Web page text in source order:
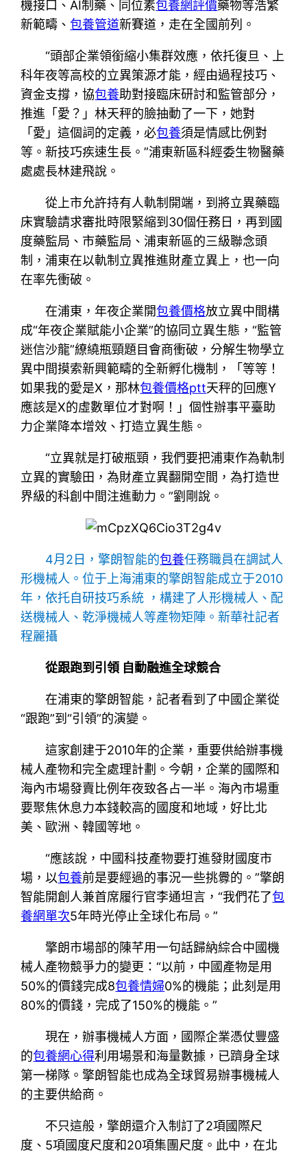
機接口、AI制藥、同位素包養網評價藥物等浩繁
新範疇、包養管道新賽道，走在全國前列。
“頭部企業領銜縮小集群效應，依托復旦、上
科年夜等高校的立異策源才能，經由過程技巧、
資金支撐，協包養助對接臨床研討和監管部分，
推進「愛？」林天秤的臉抽動了一下，她對
「愛」這個詞的定義，必包養須是情感比例對
等。新技巧疾速生長。”浦東新區科經委生物醫藥
處處長林建飛說。
從上市允許持有人軌制開端，到將立異藥臨
床實驗請求審批時限緊縮到30個任務日，再到國
度藥監局、市藥監局、浦東新區的三級聯念頭
制，浦東在以軌制立異推進財產立異上，也一向
在率先衝破。
在浦東，年夜企業開包養價格放立異中間構
成“年夜企業賦能小企業”的協同立異生態，“監管
迷信沙龍”繚繞瓶頸題目會商衝破，分解生物學立
異中間摸索新興範疇的全新孵化機制，「等等！
如果我的愛是X，那林包養價格ptt天秤的回應Y
應該是X的虛數單位才對啊！」個性辦事平臺助
力企業降本增效、打造立異生態。
“立異就是打破瓶頸，我們要把浦東作為軌制
立異的實驗田，為財產立異翻開空間，為打造世
界級的科創中間注進動力。”劉剛說。
4月2日，擎朗智能的包養任務職員在調試人
形機械人。位于上海浦東的擎朗智能成立于2010
年，依托自研技巧系統 ，構建了人形機械人、配
送機械人、乾淨機械人等產物矩陣。新華社記者
程麗攝
從跟跑到引領 自動融進全球競合
在浦東的擎朗智能，記者看到了中國企業從
“跟跑”到“引領”的演變。
這家創建于2010年的企業，重要供給辦事機
械人產物和完全處理計劃。今朝，企業的國際和
海內市場發賣比例年夜致各占一半。海內市場重
要聚焦休息力本錢較高的國度和地域，好比北
美、歐洲、韓國等地。
“應該說，中國科技產物要打進發財國度市
場，以包養前是要經過的事況一些挑釁的。”擎朗
智能開創人兼首席履行官李通坦言，“我們花了包
養網單次5年時光停止全球化布局。”
擎朗市場部的陳芊用一句話歸納綜合中國機
械人產物競爭力的變更：“以前，中國產物是用
50%的價錢完成8包養情婦0%的機能；此刻是用
80%的價錢，完成了150%的機能。”
現在，辦事機械人方面，國際企業憑仗豐盛
的包養網心得利用場景和海量數據，已躋身全球
第一梯隊。擎朗智能也成為全球貿易辦事機械人
的主要供給商。
不只這般，擎朗還介入制訂了2項國際尺
度、5項國度尺度和20項集團尺度。此中，在北